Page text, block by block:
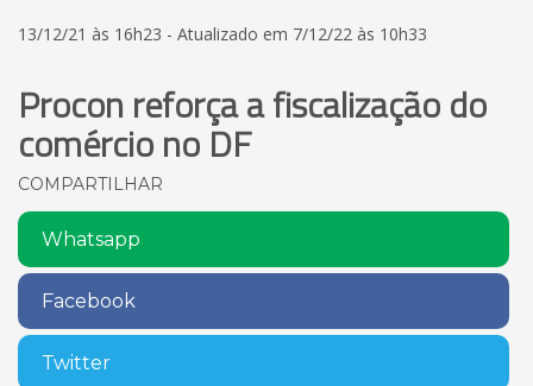
13/12/21 às 16h23 - Atualizado em 7/12/22 às 10h33
Procon reforça a fiscalização do
comércio no DF
COMPARTILHAR
Whatsapp
Facebook
Twitter